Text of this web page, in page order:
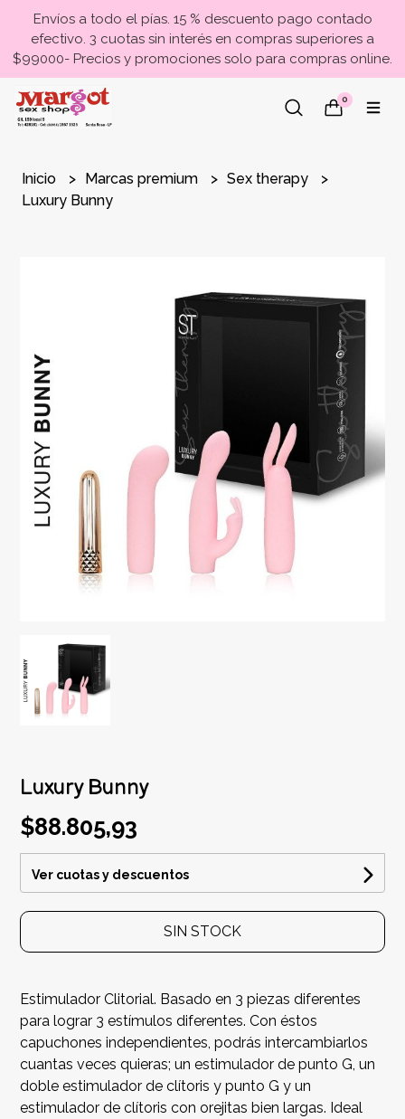
Envíos a todo el pías. 15 % descuento pago contado
efectivo. 3 cuotas sin interés en compras superiores a
$99000- Precios y promociones solo para compras online.
0
Inicio Marcas premium
Sex therapy
Luxury Bunny
Luxury Bunny
$88.805,93
Ver cuotas y descuentos
SIN STOCK
Estimulador Clitorial. Basado en 3 piezas diferentes
para lograr 3 estímulos diferentes. Con éstos
capuchones independientes, podrás intercambiarlos
cuantas veces quieras; un estimulador de punto G, un
doble estimulador de clítoris y punto G y un
estimulador de clítoris con orejitas bien largas. Ideal